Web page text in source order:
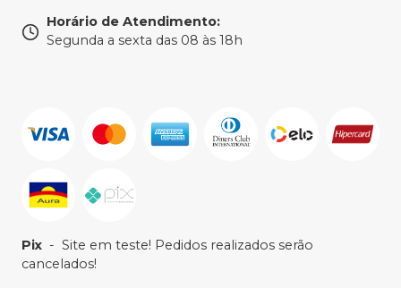
Horário de Atendimento:
Segunda a sexta das 08 às 18h
Pix - Site em teste! Pedidos realizados serão
cancelados!